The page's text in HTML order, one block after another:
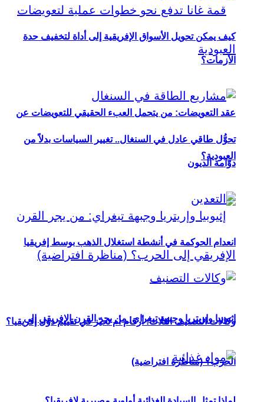
عقد التعويضات: من يتحمل العبء الحقيقي للتعويضات عن
العبودية؟
إثيوبيا وإريتريا وجبهة تيغراي: من يجر القرن الإفريقي إلى
الحرب؟ (مناظرة افتراضية)
كيف يمكن تحويل الأسواق الإفريقية إلى أداة لتخفيف حدة
الأزمات؟
تحوُّل طاقي عادل في السنغال.. تغيير السياسات بدلاً من
دوّامة الديون
انعدام الحوكمة في أنشطة استغلال الذهب بوسط إفريقيا
وكالات التصنيف الثلاث: أرقام أم تحيّز في تقييم دول إفريقيا؟